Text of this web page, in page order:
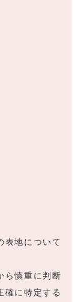
表地について
ら慎重に判断
確に特定する